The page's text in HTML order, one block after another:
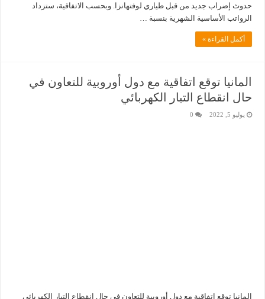
حدوث إضراب جديد من قبل طياري لوفتهانزا. وبحسب الاتفاقية، ستزداد
الرواتب الأساسية الشهرية بنسبة …
أكمل القراءة »
المانيا توقع اتفاقية مع دول أوروبية للتعاون في
حال انقطاع التيار الكهربائي
يوليو 5, 2022 0
المانيا توقع اتفاقية مع دول أوروبية للتعاون في حال انقطاع التيار الكهربائي